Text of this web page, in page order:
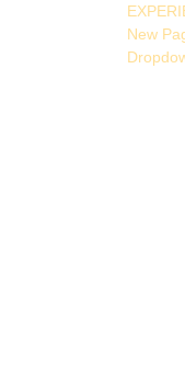
New